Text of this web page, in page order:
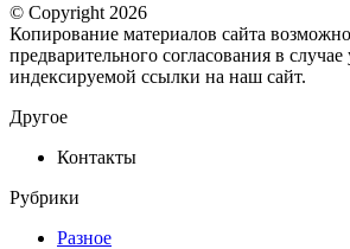
© Copyright 2026
Копирование материалов сайта
предварительного согласования в
индексируемой ссылки на наш сайт.
Другое
Контакты
Рубрики
Разное